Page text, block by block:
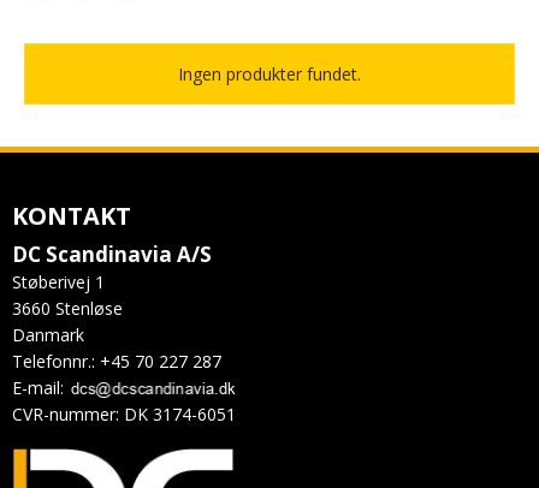
Ingen produkter fundet.
KONTAKT
DC Scandinavia A/S
Støberivej 1
3660 Stenløse
Danmark
Telefonnr.: +45 70 227 287
E-mail:
CVR-nummer: DK 3174-6051